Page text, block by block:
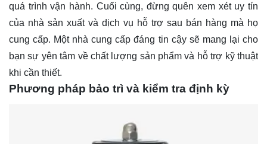
quá trình vận hành. Cuối cùng, đừng quên xem xét uy tín
của nhà sản xuất và dịch vụ hỗ trợ sau bán hàng mà họ
cung cấp. Một nhà cung cấp đáng tin cậy sẽ mang lại cho
bạn sự yên tâm về chất lượng sản phẩm và hỗ trợ kỹ thuật
khi cần thiết.
Phương pháp bảo trì và kiểm tra định kỳ